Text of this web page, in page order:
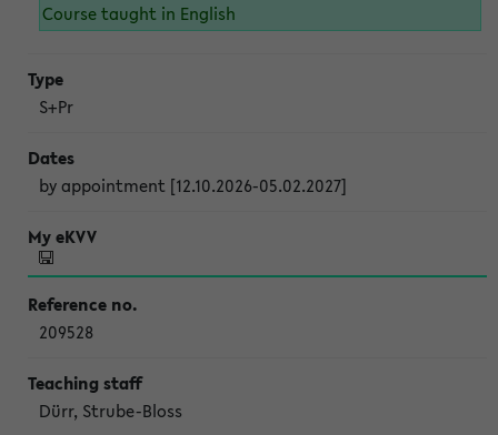
Course taught in English
S+Pr
by appointment [12.10.2026-05.02.2027]
209528
Dürr, Strube-Bloss